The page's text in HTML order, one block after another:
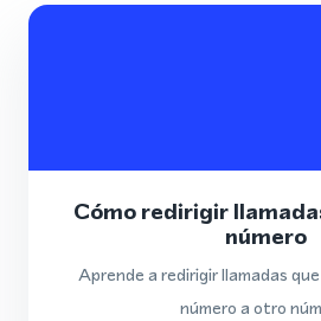
Cómo redirigir
número
Aprende a redirigir llamadas
número a otro